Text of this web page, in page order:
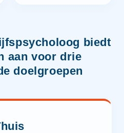
biedt
aan voor drie
doelgroepen